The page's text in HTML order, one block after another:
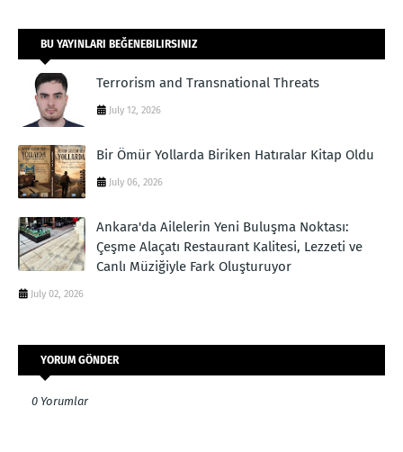
BU YAYINLARI BEĞENEBILIRSINIZ
Terrorism and Transnational Threats
July 12, 2026
Bir Ömür Yollarda Biriken Hatıralar Kitap Oldu
July 06, 2026
Ankara'da Ailelerin Yeni Buluşma Noktası:
Çeşme Alaçatı Restaurant Kalitesi, Lezzeti ve
Canlı Müziğiyle Fark Oluşturuyor
July 02, 2026
YORUM GÖNDER
0 Yorumlar